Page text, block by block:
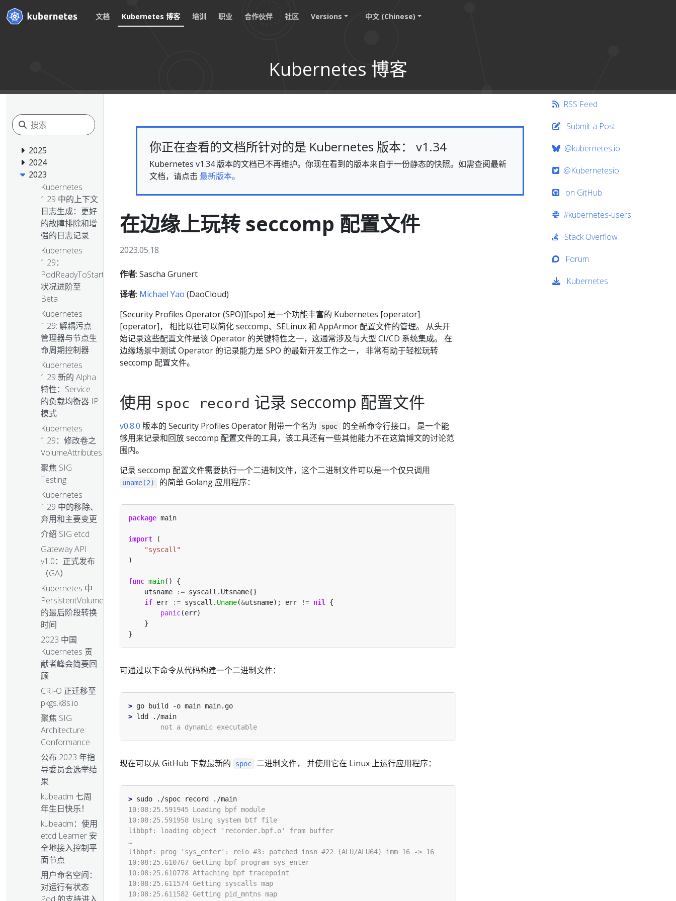
文档 Kubernetes 博客 培训 职业 合作伙伴 社区 Versions 中文 (Chinese)
Kubernetes 博客
2025
2024
2023
Kubernetes
1.29 中的上下文
日志生成：更好
的故障排除和增
强的日志记录
Kubernetes
1.29：
PodReadyToStartContainers
状况进阶至
Beta
Kubernetes
1.29: 解耦污点
管理器与节点生
命周期控制器
Kubernetes
1.29 新的 Alpha
特性：Service
的负载均衡器 IP
模式
Kubernetes
1.29：修改卷之
VolumeAttributesClass
聚焦 SIG
Testing
Kubernetes
1.29 中的移除、
弃用和主要变更
介绍 SIG etcd
Gateway API
v1.0：正式发布
（GA）
Kubernetes 中
PersistentVolume
的最后阶段转换
时间
2023 中国
Kubernetes 贡
献者峰会简要回
顾
CRI-O 正迁移至
pkgs.k8s.io
聚焦 SIG
Architecture:
Conformance
公布 2023 年指
导委员会选举结
果
kubeadm 七周
年生日快乐！
kubeadm：使用
etcd Learner 安
全地接入控制平
面节点
用户命名空间：
对运行有状态
你正在查看的文档所针对的是 Kubernetes 版本： v1.34
Kubernetes v1.34 版本的文档已不再维护。你现在看到的版本来自于一份静态的快照。如需查阅最新
文档，请点击 最新版本。
在边缘上玩转 seccomp 配置文件
2023.05.18
作者: Sascha Grunert
译者: Michael Yao (DaoCloud)
[Security Profiles Operator (SPO)][spo] 是一个功能丰富的 Kubernetes [operator]
[operator]， 相比以往可以简化 seccomp、SELinux 和 AppArmor 配置文件的管理。 从头开
始记录这些配置文件是该 Operator 的关键特性之一，这通常涉及与大型 CI/CD 系统集成。 在
边缘场景中测试 Operator 的记录能力是 SPO 的最新开发工作之一， 非常有助于轻松玩转
seccomp 配置文件。
使用 spoc record 记录 seccomp 配置文件
v0.8.0 版本的 Security Profiles Operator 附带一个名为 spoc
的全新命令行接口， 是一个能
够用来记录和回放 seccomp 配置文件的工具，该工具还有一些其他能力不在这篇博文的讨论范
围内。
记录 seccomp 配置文件需要执行一个二进制文件，这个二进制文件可以是一个仅只调用
uname(2) 的简单 Golang 应用程序：
package
import
"syscall"
func main
	utsname
:=
if err := syscall. Uname(&utsname); err != nil
panic
可通过以下命令从代码构建一个二进制文件：
>
>
现在可以从 GitHub 下载最新的 spoc 二进制文件， 并使用它在 Linux 上运行应用程序：
>
RSS Feed
Submit a Post
@kubernetes.io
@Kubernetesio
on GitHub
#kubernetes-users
Stack Overflow
Forum
Kubernetes